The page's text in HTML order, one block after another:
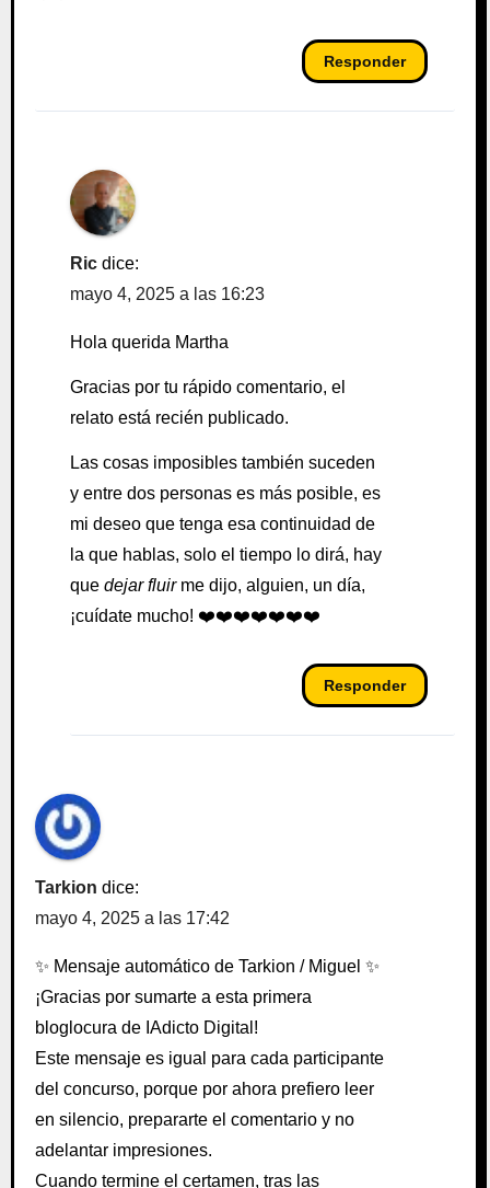
Responder
Ric dice:
mayo 4, 2025 a las 16:23
Hola querida Martha
Gracias por tu rápido comentario, el
relato está recién publicado.
Las cosas imposibles también suceden
y entre dos personas es más posible, es
mi deseo que tenga esa continuidad de
la que hablas, solo el tiempo lo dirá, hay
que dejar fluirme dijo, alguien, un día,
¡cuídate mucho! ❤️❤️❤️❤️❤️❤️❤️
Responder
Tarkion dice:
mayo 4, 2025 a las 17:42
✨ Mensaje automático de Tarkion / Miguel ✨
¡Gracias por sumarte a esta primera
bloglocura de IAdicto Digital!
Este mensaje es igual para cada participante
del concurso, porque por ahora prefiero leer
en silencio, prepararte el comentario y no
adelantar impresiones.
Cuando termine el certamen, tras las